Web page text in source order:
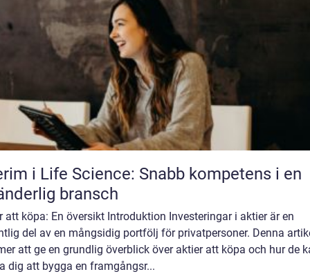
i Life Science: Snabb kompetens i en
bransch
att köpa: En översikt Introduktion Investeringar i aktier är en
del av en mångsidig portfölj för privatpersoner. Denna
att ge en grundlig överblick över aktier att köpa och hur de
dig att bygga en framgångsr...